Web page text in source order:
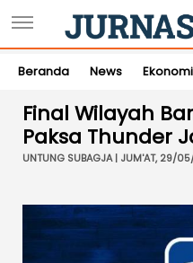
Beranda News Ekonomi
Final Wilayah
Paksa Thunder
UNTUNG SUBAGJA | JUM'AT, 29/